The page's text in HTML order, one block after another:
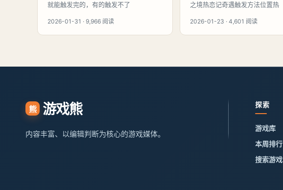
就能触发完的，有的触发不了
2026-01-31 · 9,966 阅读
之境热恋记奇遇触发方法位置热
2026-01-23 · 4,601 阅读
熊 游戏熊
内容丰富、以编辑判断为核心的游戏媒体。
探索
游戏库
本周排行
搜索游戏